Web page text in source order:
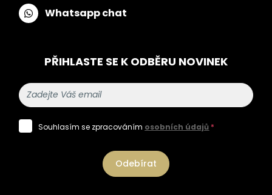
Whatsapp chat
PŘIHLASTE SE K ODBĚRU NOVINEK
Souhlasím se zpracováním osobních údajů *
Odebírat